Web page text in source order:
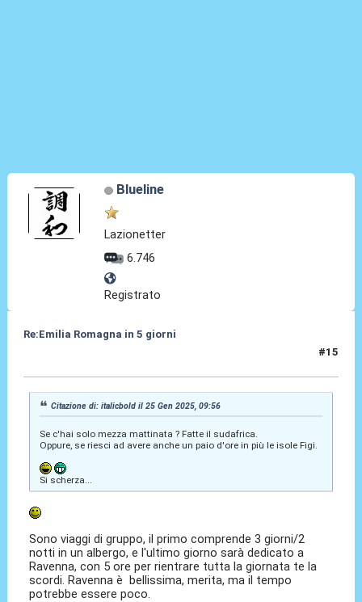
Blueline
Lazionetter
6.746
Registrato
Re:Emilia Romagna in 5 giorni
#15
Citazione di: italicbold il 25 Gen 2025, 09:56
Se c'hai solo mezza mattinata ? Fatte il sudafrica.
Oppure, se riesci ad avere anche un paio d'ore in più le isole Figi.
Si scherza...
Sono viaggi di gruppo, il primo comprende 3 giorni/2
notti in un albergo, e l'ultimo giorno sarà dedicato a
Ravenna, con 5 ore per rientrare tutta la giornata te la
scordi. Ravenna è bellissima, merita, ma il tempo
potrebbe essere poco.